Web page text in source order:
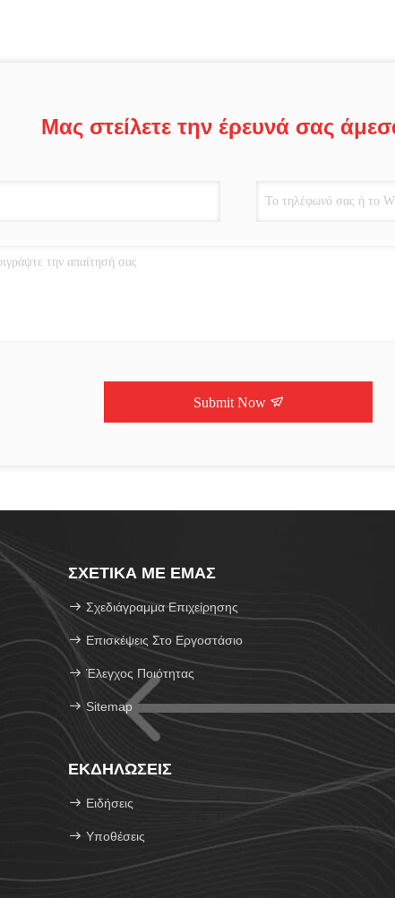
Μας στείλετε την έρευνά σας
Submit Now
ΣΧΕΤΙΚΆ ΜΕ ΕΜΆΣ
Σχεδιάγραμμα Επιχείρησης
Επισκέψεις Στο Εργοστάσιο
Έλεγχος Ποιότητας
Sitemap
ΕΚΔΗΛΏΣΕΙΣ
Ειδήσεις
Υποθέσεις